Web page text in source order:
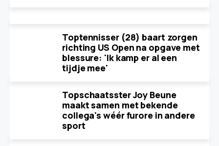
Toptennisser (28) baart zorgen
richting US Open na opgave met
blessure: 'Ik kamp er al een
tijdje mee'
Topschaatsster Joy Beune
maakt samen met bekende
collega's wéér furore in andere
sport